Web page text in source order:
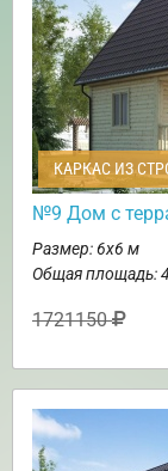
КАРКАС ИЗ
№9 Дом с
Размер: 6х6 м
Общая площадь:
1721150